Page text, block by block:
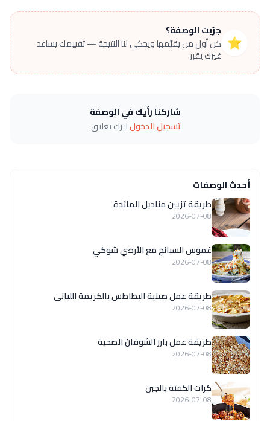
⭐
جرّبت الوصفة؟
كن أول من يقيّمها ويحكي لنا النتيجة — تقييمك يساعد
غيرك يقرر.
شاركنا رأيك في الوصفة
تسجيل الدخوللترك تعليق.
أحدث الوصفات
طريقة تزيين مناديل المائدة
2026-07-08
غموس السبانخ مع الأرضي شوكي
2026-07-08
طريقة عمل صينية البطاطس بالكريمة اللبانى
2026-07-08
طريقة عمل بارز الشوفان الصحية
2026-07-08
كرات الكفتة بالجبن
2026-07-08